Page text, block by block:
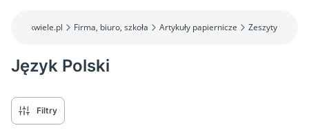
takwiele.pl Firma, biuro, szkoła Artykuły papiernicze Zeszyty
Język Polski
Filtry